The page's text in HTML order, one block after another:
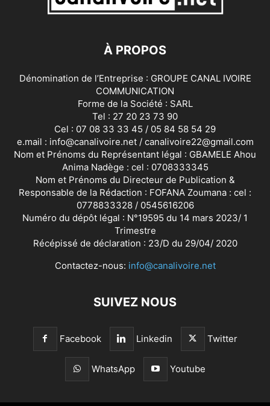
À PROPOS
Dénomination de l’Entreprise : GROUPE CANAL IVOIRE
COMMUNICATION
Forme de la Société : SARL
Tel : 27 20 23 73 90
Cel : 07 08 33 33 45 / 05 84 58 54 29
e.mail : info@canalivoire.net / canalivoire22@gmail.com
Nom et Prénoms du Représentant légal : GBAMELE Ahou
Anima Nadège : cel : 0708333345
Nom et Prénoms du Directeur de Publication &
Responsable de la Rédaction : FOFANA Zoumana : cel :
0778833328 / 0545616206
Numéro du dépôt légal : N°19595 du 14 mars 2023/ 1
Trimestre
Récépissé de déclaration : 23/D du 29/04/ 2020
Contactez-nous: info@canalivoire.net
SUIVEZ NOUS
Facebook Linkedin Twitter
WhatsApp Youtube